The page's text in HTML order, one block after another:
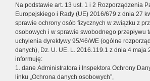
Na podstawie art. 13 ust. 1 i 2 Rozporządzenia
Europejskiego i Rady (UE) 2016/679 z dnia 27
sprawie ochrony osób fizycznych w związku z
osobowych i w sprawie swobodnego przepływu
uchylenia dyrektywy 95/46/WE (ogólne
danych), Dz. U. UE. L. 2016.119.1 z dnia 4 maja
informuję:
1. dane Administratora i Inspektora Ochrony
linku „Ochrona danych osobowych”,